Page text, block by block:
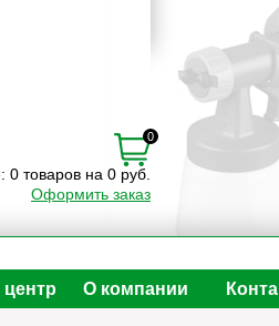
0
0 товаров на 0 руб.
Оформить заказ
О компании